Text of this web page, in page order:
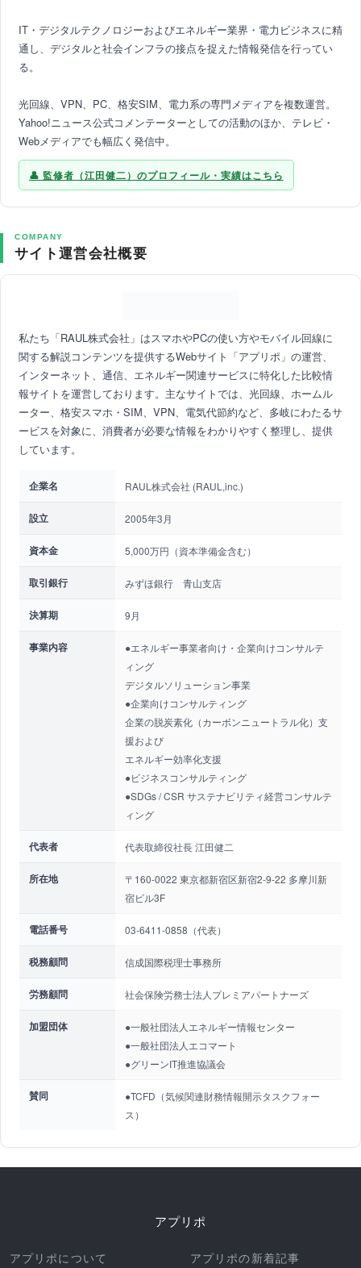
IT・デジタルテクノロジーおよびエネルギー業界・電力ビジネスに精
通し、デジタルと社会インフラの接点を捉えた情報発信を行ってい
る。
光回線、VPN、PC、格安SIM、電力系の専門メディアを複数運営。
Yahoo!ニュース公式コメンテーターとしての活動のほか、テレビ・
Webメディアでも幅広く発信中。
監修者（江田健二）のプロフィール・実績はこちら
COMPANY
サイト運営会社概要
私たち「RAUL株式会社」はスマホやPCの使い方やモバイル回線に
関する解説コンテンツを提供するWebサイト「アプリポ」の運営、
インターネット、通信、エネルギー関連サービスに特化した比較情
報サイトを運営しております。主なサイトでは、光回線、ホームル
ーター、格安スマホ・SIM、VPN、電気代節約など、多岐にわたるサ
ービスを対象に、消費者が必要な情報をわかりやすく整理し、提供
しています。
企業名 RAUL株式会社 (RAUL,inc.)
設立 2005年3月
資本金 5,000万円（資本準備金含む）
取引銀行 みずほ銀行 青山支店
決算期 9月
事業内容
●エネルギー事業者向け・企業向けコンサルテ
ィング
デジタルソリューション事業
●企業向けコンサルティング
企業の脱炭素化（カーボンニュートラル化）支
援および
エネルギー効率化支援
●ビジネスコンサルティング
●SDGs / CSR サステナビリティ経営コンサルテ
ィング
代表者 代表取締役社長 江田健二
所在地
〒160-0022 東京都新宿区新宿2-9-22 多摩川新
宿ビル3F
電話番号 03-6411-0858（代表）
税務顧問 信成国際税理士事務所
労務顧問 社会保険労務士法人プレミアパートナーズ
加盟団体
●一般社団法人エネルギー情報センター
●一般社団法人エコマート
●グリーンIT推進協議会
賛同
●TCFD（気候関連財務情報開示タスクフォー
ス）
アプリポ
アプリポについて アプリポの新着記事